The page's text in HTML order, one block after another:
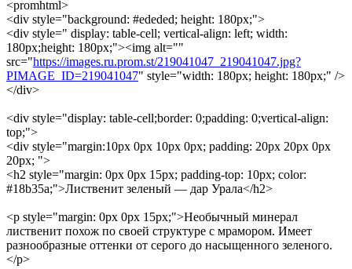
<promhtml>
<div style="background: #ededed; height: 180px;">
<div style=" display: table-cell; vertical-align: left; width:
180px;height: 180px;"><img alt=""
src="https://images.ru.prom.st/219041047_219041047.jpg?
PIMAGE_ID=219041047" style="width: 180px; height: 180px;" />
</div>
<div style="display: table-cell;border: 0;padding: 0;vertical-align:
top;">
<div style="margin:10px 0px 10px 0px; padding: 20px 20px 0px
20px; ">
<h2 style="margin: 0px 0px 15px; padding-top: 10px; color:
#18b35a;">Лиственит зеленый — дар Урала</h2>
<p style="margin: 0px 0px 15px;">Необычный минерал
лиственит похож по своей структуре с мрамором. Имеет
разнообразные оттенки от серого до насыщенного зеленого.
</p>